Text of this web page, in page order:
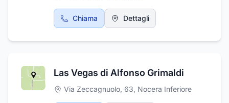
Chiama Dettagli
Las Vegas di Alfonso Grimaldi
Via Zeccagnuolo, 63, Nocera Inferiore